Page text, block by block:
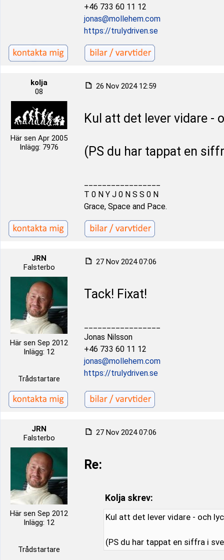
+46 733 60 11 12
jonas@mollehem.com
https://trulydriven.se
kolja
08
Här sen Apr 2005
Inlägg: 7976
26 Nov 2024 12:59
Kul att det lever vidare -
(PS du har tappat en
T 0 N Y J 0 N S S 0 N
Grace, Space and Pace.
JRN
Falsterbo
Här sen Sep 2012
Inlägg: 12
Trådstartare
27 Nov 2024 07:06
Tack! Fixat!
Jonas Nilsson
+46 733 60 11 12
jonas@mollehem.com
https://trulydriven.se
JRN
Falsterbo
Här sen Sep 2012
Inlägg: 12
Trådstartare
27 Nov 2024 07:06
Re:
Kolja skrev:
Kul att det lever vidare - och
(PS du har tappat en siffra i